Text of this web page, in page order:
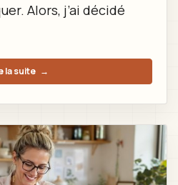
Alors, j’ai décidé
la suite →